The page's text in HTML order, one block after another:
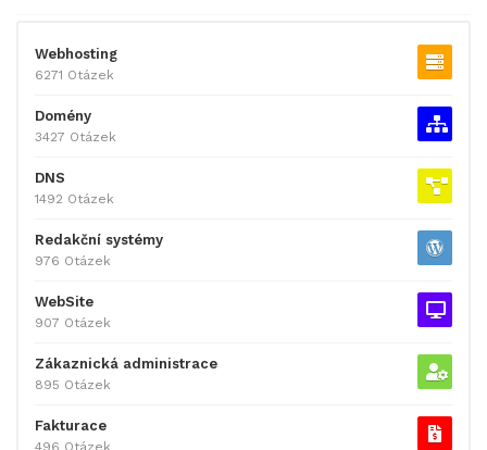
Webhosting
6271 Otázek
Domény
3427 Otázek
DNS
1492 Otázek
Redakční systémy
976 Otázek
WebSite
907 Otázek
Zákaznická administrace
895 Otázek
Fakturace
496 Otázek